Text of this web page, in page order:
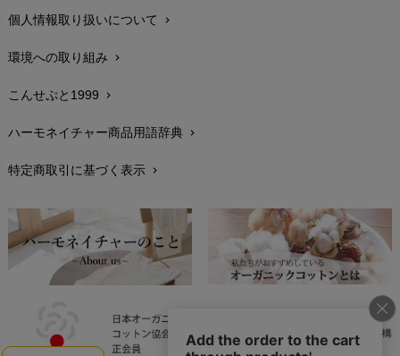
サイズ・寸法chevron_right
生地・素材chevron_right
お手入れについて
レビューを書こうchevron_right
返品交換chevron_right
FAXでのご注文
お問い合わせ chevron_right
個人情報取り扱いについて chevron_right
環境への取り組み chevron_right
こんせぷと1999 chevron_right
ハーモネイチャー商品用語辞典 chevron_right
特定商取引に基づく表示 chevron_right